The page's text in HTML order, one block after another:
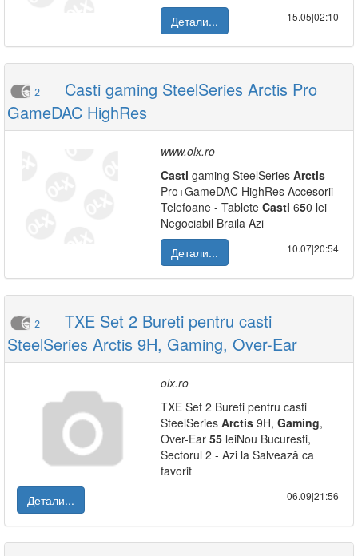
Детали...
15.05|02:10
2
Casti gaming SteelSeries Arctis Pro
GameDAC HighRes
www.olx.ro
Casti gaming SteelSeries Arctis
Pro+GameDAC HighRes Accesorii
Telefoane - Tablete Casti 650 lei
Negociabil Braila Azi
Детали...
10.07|20:54
2
TXE Set 2 Bureti pentru casti
SteelSeries Arctis 9H, Gaming, Over-Ear
olx.ro
TXE Set 2 Bureti pentru casti
SteelSeries Arctis 9H, Gaming,
Over-Ear 55 leiNou Bucuresti,
Sectorul 2 - Azi la Salvează ca
favorit
Детали...
06.09|21:56